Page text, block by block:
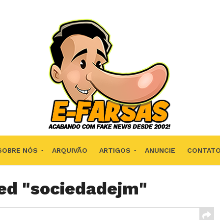
NÓS ARQUIVÃO ARTIGOS ANUNCIE CONTATO
"sociedadejm"